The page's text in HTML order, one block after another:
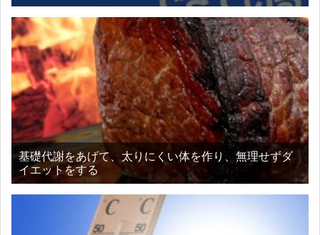
基礎代謝をあげて、太りにくい体を作り、無理せずダ
イエットをする